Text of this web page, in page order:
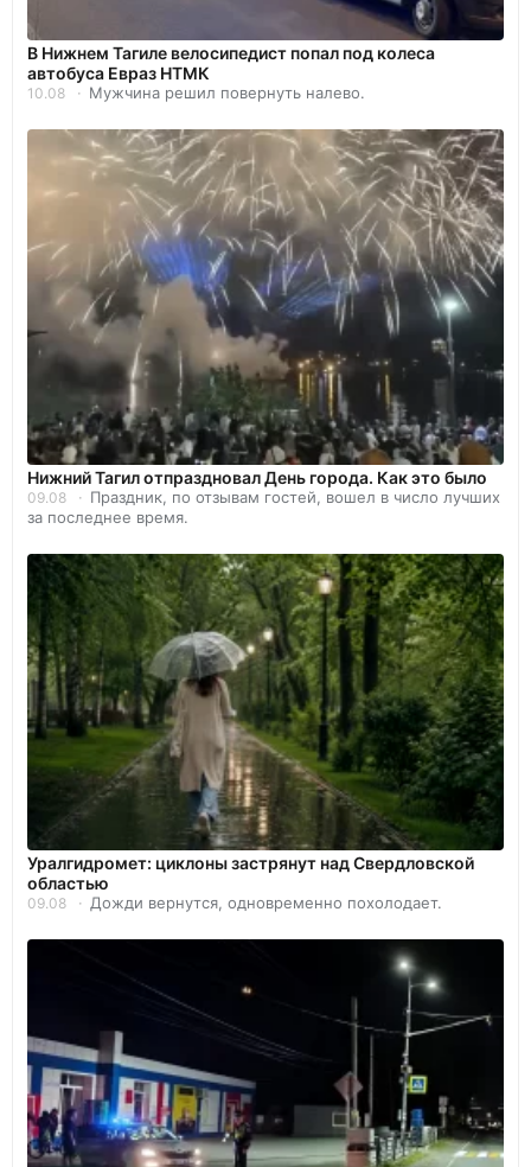
В Нижнем Тагиле велосипедист попал под колеса
автобуса Евраз НТМК
10.08 Мужчина решил повернуть налево.
Нижний Тагил отпраздновал День города. Как это было
09.08
Праздник, по отзывам гостей, вошел в число лучших
за последнее время.
Уралгидромет: циклоны застрянут над Свердловской
областью
09.08 Дожди вернутся, одновременно похолодает.